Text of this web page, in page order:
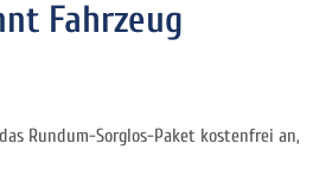
Fahrzeug
Rundum-Sorglos-Paket kostenfrei an,